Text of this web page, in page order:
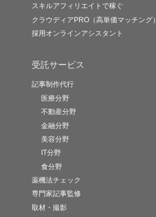
スキルアフィリエイトで稼ぐ
クラウディアPRO（高単価マッチング）
採用オンラインアシスタント
受託サービス
記事制作代行
医療分野
不動産分野
金融分野
美容分野
IT分野
食分野
薬機法チェック
専門家記事監修
取材・撮影